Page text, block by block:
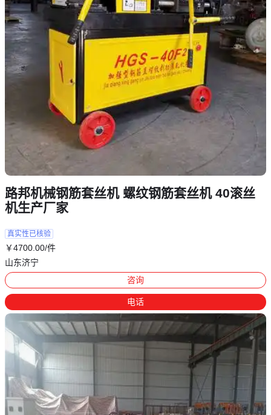
路邦机械钢筋套丝机 螺纹钢筋套丝机 40滚丝
机生产厂家
真实性已核验
￥4700 .00/件
山东济宁
咨询
电话